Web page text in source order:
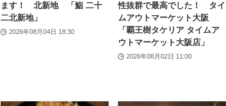
ます！ 北新地 「鮨 二十
二北新地」
2026年08月04日 18:30
性抜群で最高でした！ タイ
ムアウトマーケット大阪
「覇王樹タケリア タイムア
ウトマーケット大阪店」
2026年08月02日 11:00